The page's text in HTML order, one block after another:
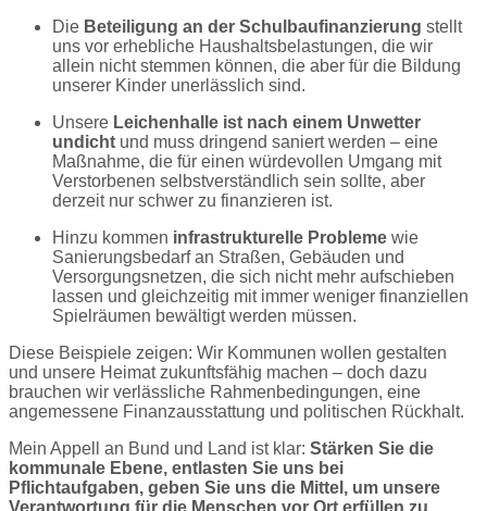
Die Beteiligung an der Schulbaufinanzierung stellt
uns vor erhebliche Haushaltsbelastungen, die wir
allein nicht stemmen können, die aber für die Bildung
unserer Kinder unerlässlich sind.
Unsere Leichenhalle ist nach einem Unwetter
undicht und muss dringend saniert werden – eine
Maßnahme, die für einen würdevollen Umgang mit
Verstorbenen selbstverständlich sein sollte, aber
derzeit nur schwer zu finanzieren ist.
Hinzu kommen infrastrukturelle Probleme wie
Sanierungsbedarf an Straßen, Gebäuden und
Versorgungsnetzen, die sich nicht mehr aufschieben
lassen und gleichzeitig mit immer weniger finanziellen
Spielräumen bewältigt werden müssen.
Diese Beispiele zeigen: Wir Kommunen wollen gestalten
und unsere Heimat zukunftsfähig machen – doch dazu
brauchen wir verlässliche Rahmenbedingungen, eine
angemessene Finanzausstattung und politischen Rückhalt.
Mein Appell an Bund und Land ist klar: Stärken Sie die
kommunale Ebene, entlasten Sie uns bei
Pflichtaufgaben, geben Sie uns die Mittel, um unsere
Verantwortung für die Menschen vor Ort erfüllen zu